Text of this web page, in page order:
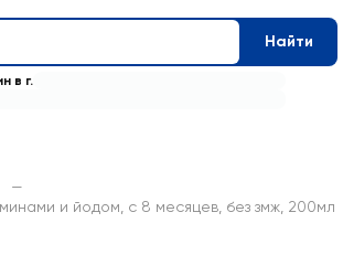
Найти
в г.
—
и йодом, с 8 месяцев, без змж, 200мл